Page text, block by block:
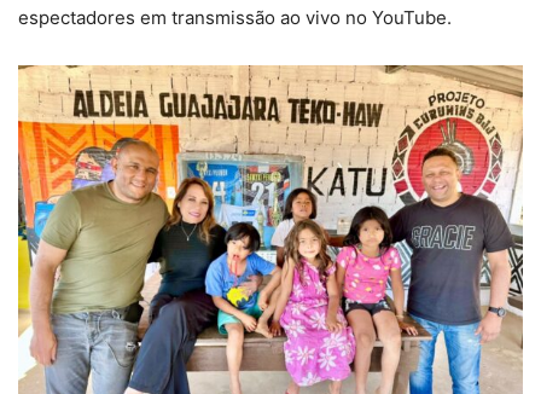
espectadores em transmissão ao vivo no YouTube.